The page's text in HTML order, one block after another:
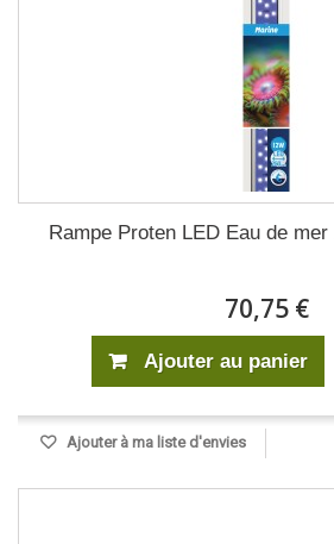
Rampe Proten LED Eau de
70,75 €
Ajouter au panier
Ajouter à ma liste d'envies